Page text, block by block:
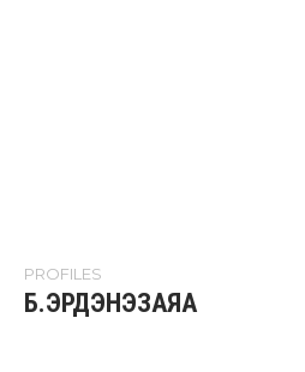
PROFILES
Б.ЭРДЭНЭЗАЯА